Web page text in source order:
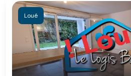
Loué